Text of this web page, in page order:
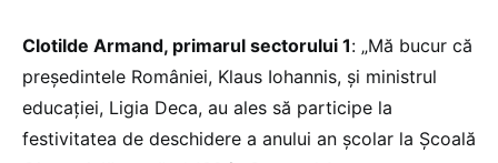
Clotilde Armand, primarul sectorului 1: „Mă bucur că
președintele României, Klaus Iohannis, și ministrul
educației, Ligia Deca, au ales să participe la
festivitatea de deschidere a anului an școlar la Școală